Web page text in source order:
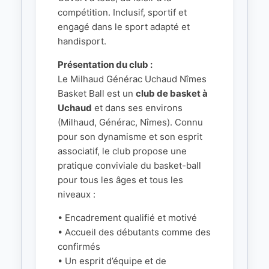
compétition. Inclusif, sportif et
engagé dans le sport adapté et
handisport.
Présentation du club :
Le Milhaud Générac Uchaud Nîmes
Basket Ball est un club de basket à
Uchaud et dans ses environs
(Milhaud, Générac, Nîmes). Connu
pour son dynamisme et son esprit
associatif, le club propose une
pratique conviviale du basket-ball
pour tous les âges et tous les
niveaux :
• Encadrement qualifié et motivé
• Accueil des débutants comme des
confirmés
• Un esprit d’équipe et de